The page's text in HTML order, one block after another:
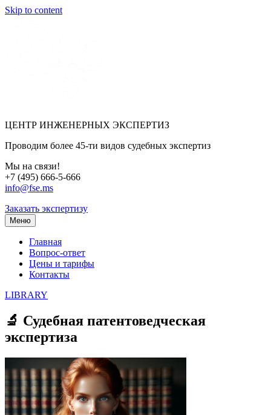
Skip to content
ЦЕНТР ИНЖЕНЕРНЫХ ЭКСПЕРТИЗ
Проводим более 45-ти видов судебных экспертиз
Мы на связи!
+7 (495) 666-5-666
info@fse.ms
Заказать экспертизу
Меню
Главная
Вопрос-ответ
Цены и тарифы
Контакты
LIBRARY
🔬 Судебная патентоведческая
экспертиза